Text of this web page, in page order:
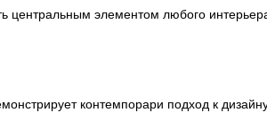
центральным элементом любого
контемпорари подход к